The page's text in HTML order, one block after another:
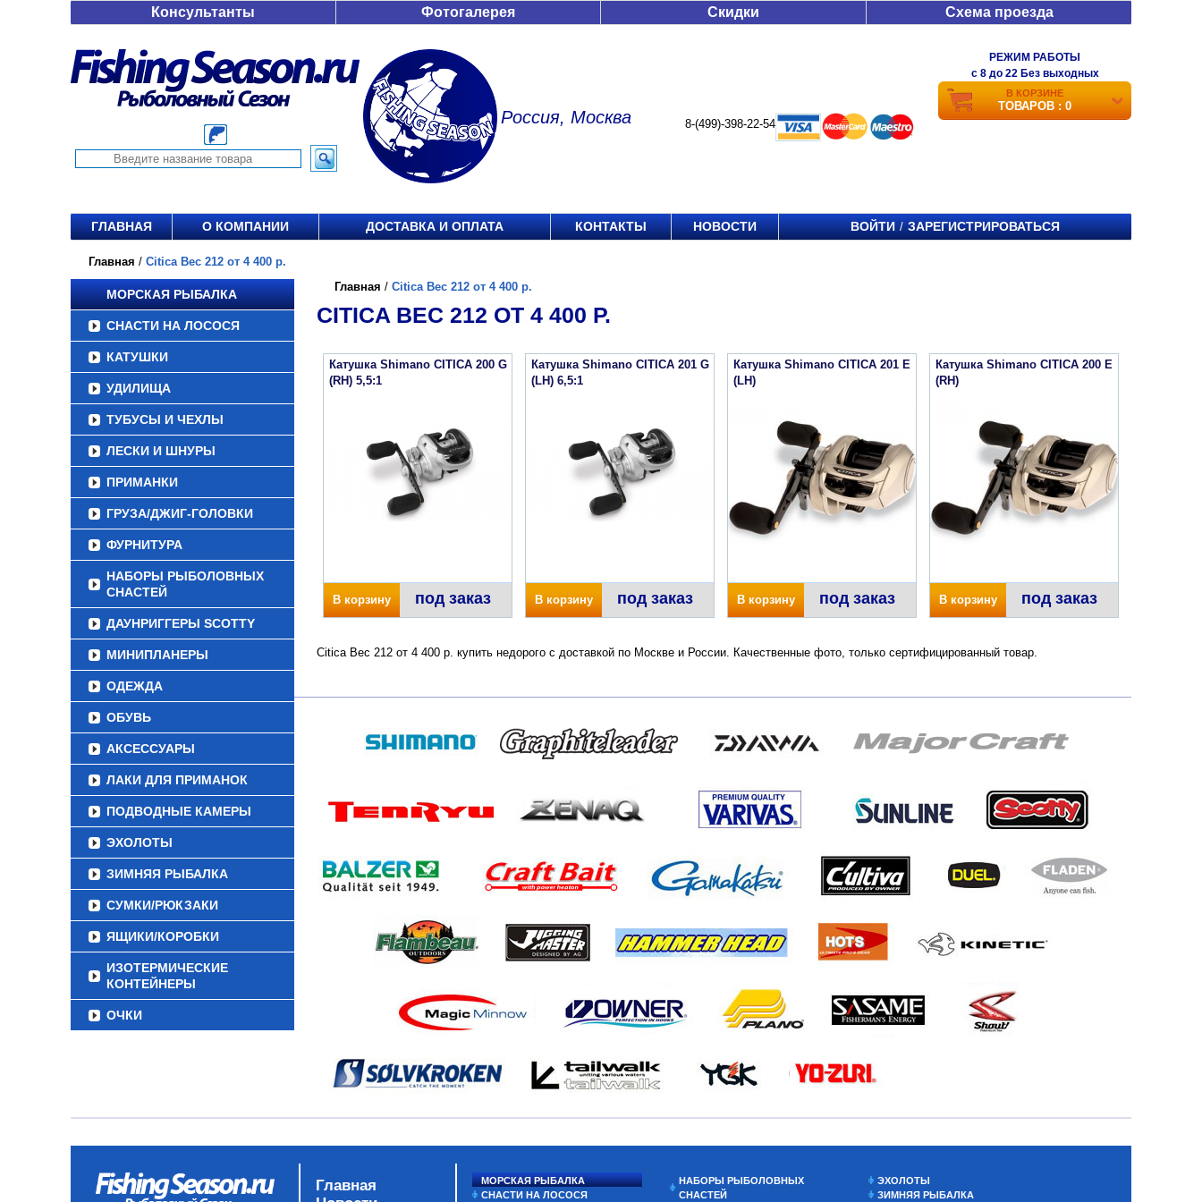
Консультанты Фотогалерея Скидки Схема проезда
Россия, Москва 8-(499)-398-22-54
РЕЖИМ РАБОТЫ
c 8 до 22 Без выходных
В КОРЗИНЕ
ТОВАРОВ : 0
ГЛАВНАЯ О КОМПАНИИ ДОСТАВКА И ОПЛАТА КОНТАКТЫ НОВОСТИ ВОЙТИ / ЗАРЕГИСТРИРОВАТЬСЯ
Главная / Citica Вес 212 от 4 400 р.
МОРСКАЯ РЫБАЛКА
СНАСТИ НА ЛОСОСЯ
КАТУШКИ
УДИЛИЩА
ТУБУСЫ И ЧЕХЛЫ
ЛЕСКИ И ШНУРЫ
ПРИМАНКИ
ГРУЗА/ДЖИГ-ГОЛОВКИ
ФУРНИТУРА
НАБОРЫ РЫБОЛОВНЫХ
СНАСТЕЙ
ДАУНРИГГЕРЫ SCOTTY
МИНИПЛАНЕРЫ
ОДЕЖДА
ОБУВЬ
АКСЕССУАРЫ
ЛАКИ ДЛЯ ПРИМАНОК
ПОДВОДНЫЕ КАМЕРЫ
ЭХОЛОТЫ
ЗИМНЯЯ РЫБАЛКА
СУМКИ/РЮКЗАКИ
ЯЩИКИ/КОРОБКИ
ИЗОТЕРМИЧЕСКИЕ
КОНТЕЙНЕРЫ
ОЧКИ
Главная / Citica Вес 212 от 4 400 р.
CITICA ВЕС 212 ОТ 4 400 Р.
Катушка Shimano CITICA 200 G
(RH) 5,5:1
В корзину под заказ
Катушка Shimano CITICA 201 G
(LH) 6,5:1
В корзину под заказ
Катушка Shimano CITICA 201 E
(LH)
В корзину под заказ
Катушка Shimano CITICA 200 E
(RH)
В корзину под заказ
Citica Вес 212 от 4 400 р. купить недорого с доставкой по Москве и России. Качественные фото, только сертифицированный товар.
Главная
МОРСКАЯ РЫБАЛКА
СНАСТИ НА ЛОСОСЯ
НАБОРЫ РЫБОЛОВНЫХ
СНАСТЕЙ
ЭХОЛОТЫ
ЗИМНЯЯ РЫБАЛКА